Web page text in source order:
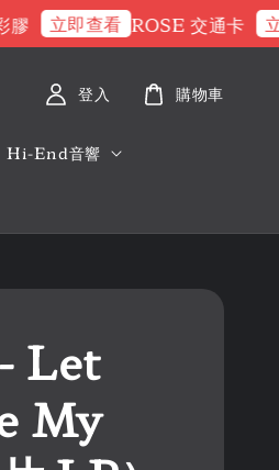
立即查看 ROSE 交通卡 立即
Hi-End音響
登入 購物車
Let
My